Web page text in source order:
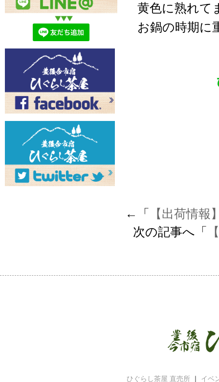
黄色に熟れて
お鍋の時期に
←「 【出荷情
次の記事へ「
ひぐらし茶屋 直売所 ｜ イベ